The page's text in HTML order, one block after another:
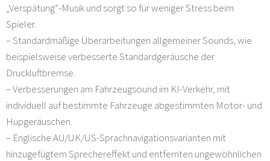
„Verspätung“-Musik und sorgt so für weniger Stress beim
Spieler.
– Standardmäßige Überarbeitungen allgemeiner Sounds, wie
beispielsweise verbesserte Standardgeräusche der
Druckluftbremse.
– Verbesserungen am Fahrzeugsound im KI-Verkehr, mit
individuell auf bestimmte Fahrzeuge abgestimmten Motor- und
Hupgeräuschen.
– Englische AU/UK/US-Sprachnavigationsvarianten mit
hinzugefügtem Sprechereffekt und entfernten ungewöhnlichen